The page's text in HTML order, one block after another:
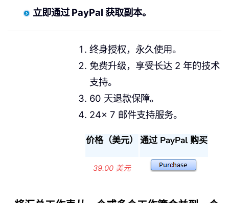
立即通过 PayPal 获取副本。
终身授权，永久使用。
免费升级，享受长达 2 年的技术
支持。
60 天退款保障。
24x 7 邮件支持服务。
价格（美元） 通过 PayPal 购买
39.00 美元